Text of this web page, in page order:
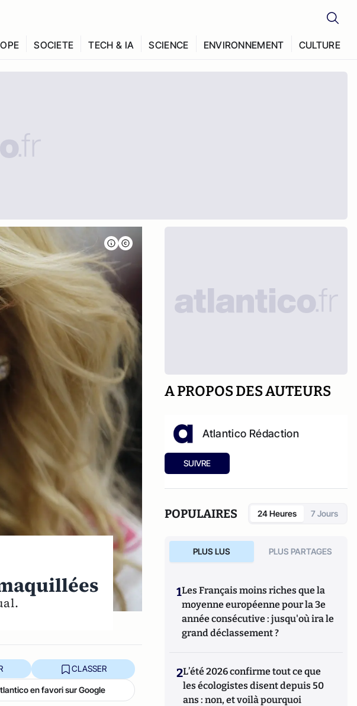
SOCIETE TECH & IA SCIENCE ENVIRONNEMENT CULTURE
CLASSER
en favori sur Google
A PROPOS DES AUTEURS
Atlantico Rédaction
SUIVRE
POPULAIRES 24 Heures 7 Jours
PLUS LUS PLUS PARTAGES
1Les Français moins riches que la
moyenne européenne pour la 3e
année consécutive : jusqu'où ira le
grand déclassement ?
2L’été 2026 confirme tout ce que
les écologistes disent depuis 50
ans : non, et voilà pourquoi